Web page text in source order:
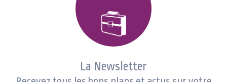
La Newsletter